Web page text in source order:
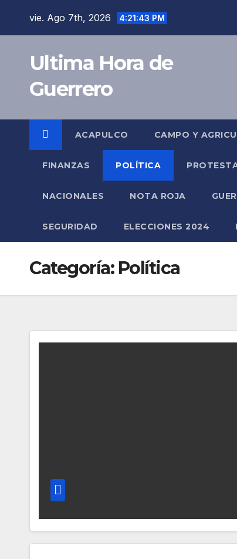
vie. Ago 7th, 2026 4:21:43 PM
Ultima Hora de
Guerrero
ACAPULCO CAMPO Y
FINANZAS POLÍTICA
NACIONALES NOTA ROJA
SEGURIDAD ELECCIONES 2024
Categoría: Política